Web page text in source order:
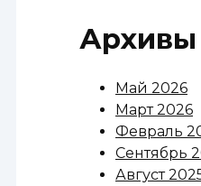
Архивы
Май 2026
Март 2026
Февраль
Сентябрь
Август